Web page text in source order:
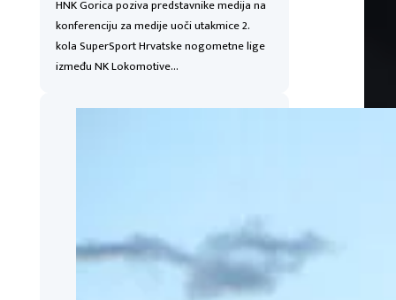
HNK Gorica poziva predstavnike medija na
konferenciju za medije uoči utakmice 2.
kola SuperSport Hrvatske nogometne lige
između NK Lokomotive…